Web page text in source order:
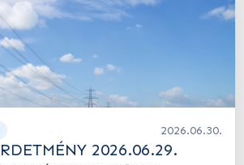
2026.06.30.
2026.06.29.